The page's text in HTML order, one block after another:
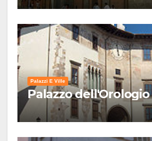
Palazzi E Ville
Palazzo dell'Orologio